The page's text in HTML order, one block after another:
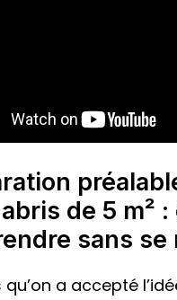
de 5 m²
sans se
a accepté